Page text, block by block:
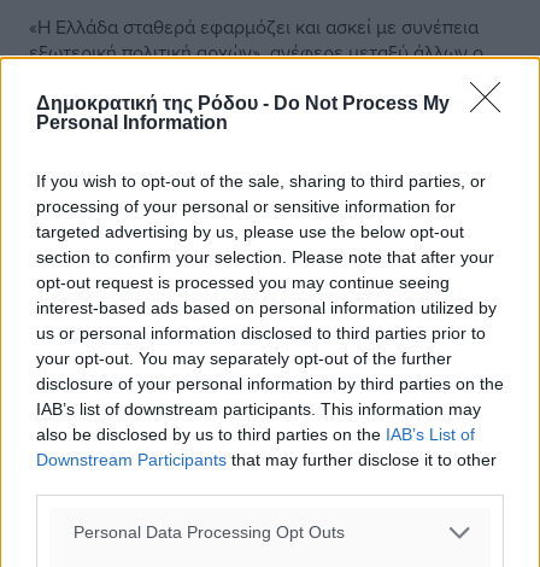
Δημοκρατική της Ρόδου - Do Not Process My
Personal Information
If you wish to opt-out of the sale, sharing to third parties, or
processing of your personal or sensitive information for
targeted advertising by us, please use the below opt-out
section to confirm your selection. Please note that after your
opt-out request is processed you may continue seeing
interest-based ads based on personal information utilized by
us or personal information disclosed to third parties prior to
your opt-out. You may separately opt-out of the further
disclosure of your personal information by third parties on the
IAB’s list of downstream participants. This information may
also be disclosed by us to third parties on the IAB’s List of
Downstream Participants that may further disclose it to other
Personal Data Processing Opt Outs
«Η Ελλάδα σταθερά εφαρμόζει και ασκεί με συνέπεια
εξωτερική πολιτική αρχών», ανέφερε μεταξύ άλλων ο
μιλώντας στη Βουλή αναφορικά ...